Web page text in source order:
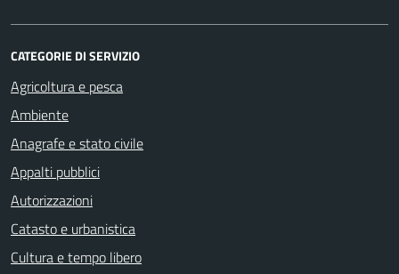
CATEGORIE DI SERVIZIO
Agricoltura e pesca
Ambiente
Anagrafe e stato civile
Appalti pubblici
Autorizzazioni
Catasto e urbanistica
Cultura e tempo libero